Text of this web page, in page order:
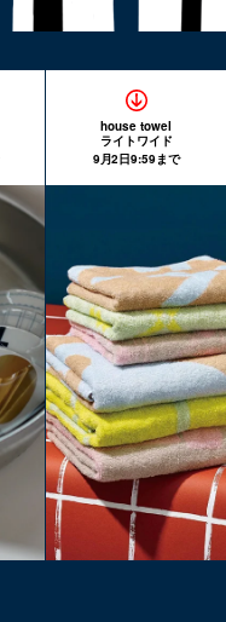
house towel
ライトワイド
9月2日9:59まで